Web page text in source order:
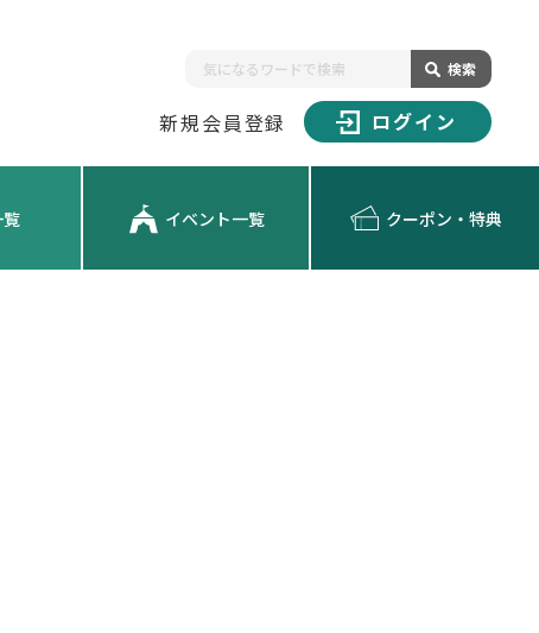
検索
新規会員登録 ログイン
イベント一覧 クーポン・特典